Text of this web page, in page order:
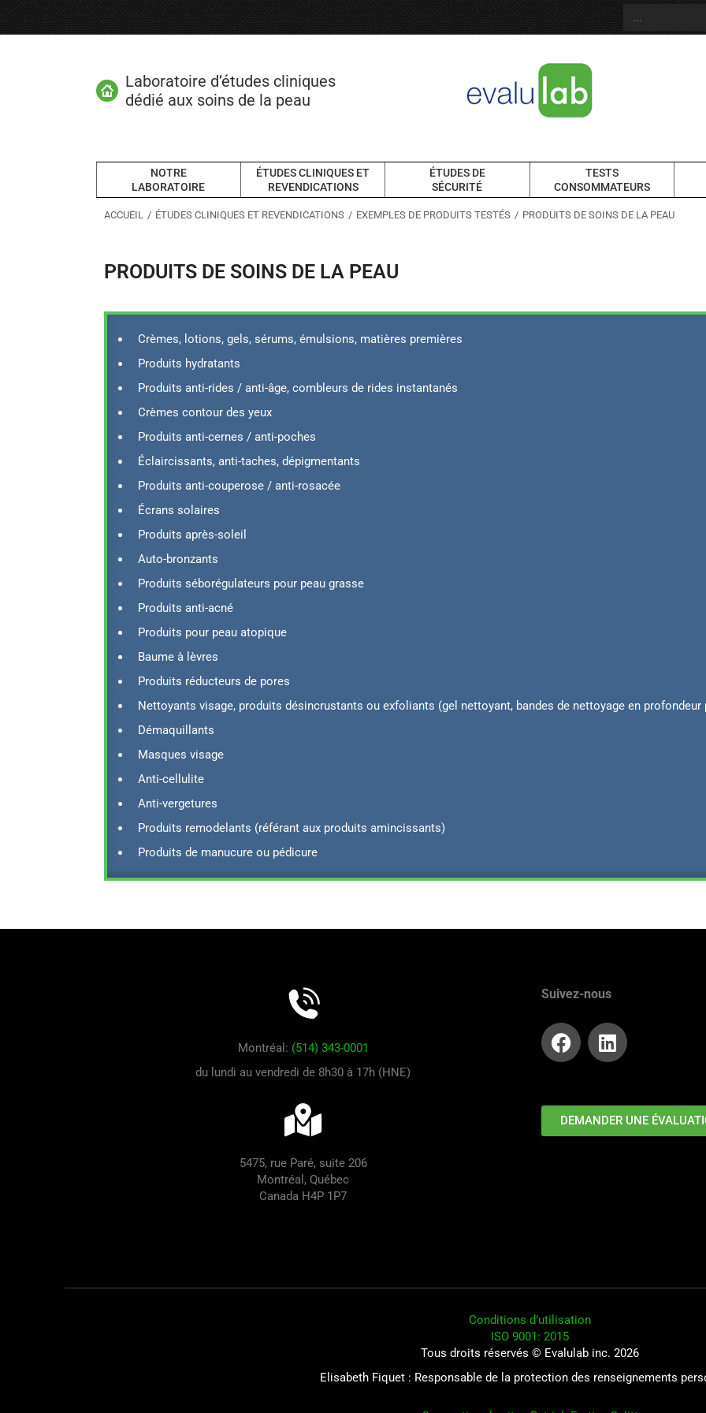
Laboratoire d’études cliniques
dédié aux soins de la peau
NOTRE
LABORATOIRE
ÉTUDES CLINIQUES ET
REVENDICATIONS
ÉTUDES DE
SÉCURITÉ
TESTS
CONSOMMATEURS
Vous êtes ici :
ACCUEIL ÉTUDES CLINIQUES ET REVENDICATIONS EXEMPLES DE PRODUITS TESTÉS PRODUITS DE SOINS DE LA PEAU
PRODUITS DE SOINS DE LA PEAU
Crèmes, lotions, gels, sérums, émulsions, matières premières
Produits hydratants
Produits anti-rides / anti-âge, combleurs de rides instantanés
Crèmes contour des yeux
Produits anti-cernes / anti-poches
Éclaircissants, anti-taches, dépigmentants
Produits anti-couperose / anti-rosacée
Écrans solaires
Produits après-soleil
Auto-bronzants
Produits séborégulateurs pour peau grasse
Produits anti-acné
Produits pour peau atopique
Baume à lèvres
Produits réducteurs de pores
Nettoyants visage, produits désincrustants ou exfoliants (gel nettoyant, bandes de nettoyage en
Démaquillants
Masques visage
Anti-cellulite
Anti-vergetures
Produits remodelants (référant aux produits amincissants)
Produits de manucure ou pédicure
Montréal: (514) 343-0001
du lundi au vendredi de 8h30 à 17h (HNE)
5475, rue Paré, suite 206
Montréal, Québec
Canada H4P 1P7
Suivez-nous
DEMANDER UNE
Conditions d’utilisation
ISO 9001: 2015
Tous droits réservés © Evalulab inc. 2026
Elisabeth Fiquet : Responsable de la protection des renseignements